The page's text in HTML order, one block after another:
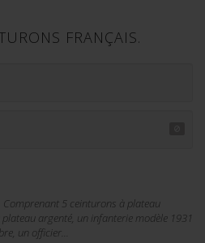
FRANÇAIS.
5 ceinturons à plateau
argenté, un infanterie modèle 1931
un officier...